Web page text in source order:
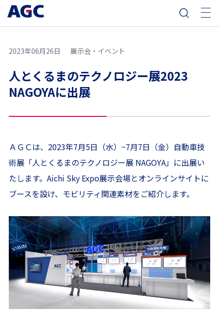
2023年06月26日 展示会・イベント
人とくるまのテクノロジー展2023
NAGOYAに出展
ＡＧＣは、2023年7月5日（水）~7月7日（金）自動車技
術展「人とくるまのテクノロジー展 NAGOYA」に出展い
たします。Aichi Sky Expo展示会場とオンラインサイトに
ブースを設け、モビリティ関連素材をご紹介します。